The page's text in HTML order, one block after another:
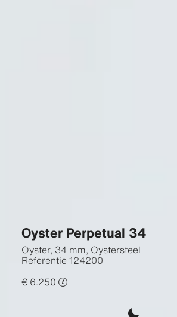
Oyster Perpetual 34
Oyster, 34 mm, Oystersteel
Referentie124200
€ 6.250